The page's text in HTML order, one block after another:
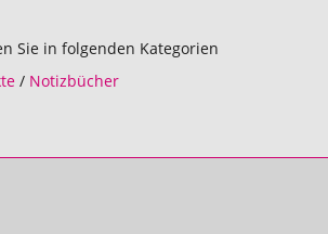
Sie in folgenden Kategorien
/ Notizbücher